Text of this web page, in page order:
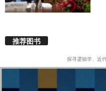
推荐图书
探寻逻辑学、近